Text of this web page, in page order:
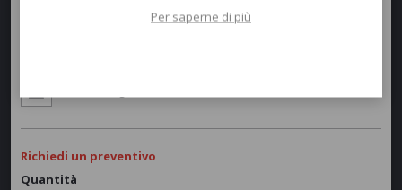
55cm
Richiedi un preventivo
Quantità
Per saperne di più